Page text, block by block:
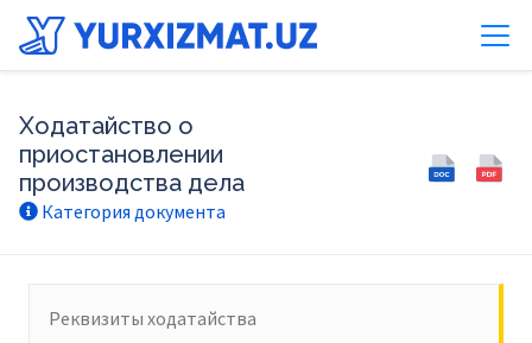
Ходатайство о
приостановлении
производства дела
Категория документа
Реквизиты ходатайства